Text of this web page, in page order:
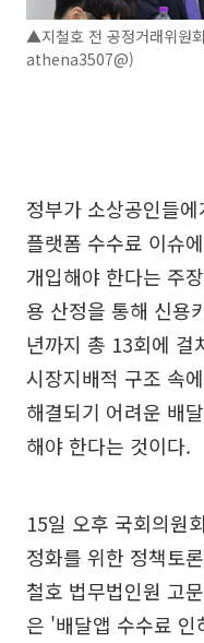
▲지철호 전 공정거래위원
athena3507@)
정부가 소상공인들
플랫폼 수수료 이슈
개입해야 한다는 주
용 산정을 통해 신용
년까지 총 13회에 걸
시장지배적 구조 속
해결되기 어려운 배
해야 한다는 것이다.
15일 오후 국회의원
정화를 위한 정책토
철호 법무법인원 고
은 '배달앱 수수료